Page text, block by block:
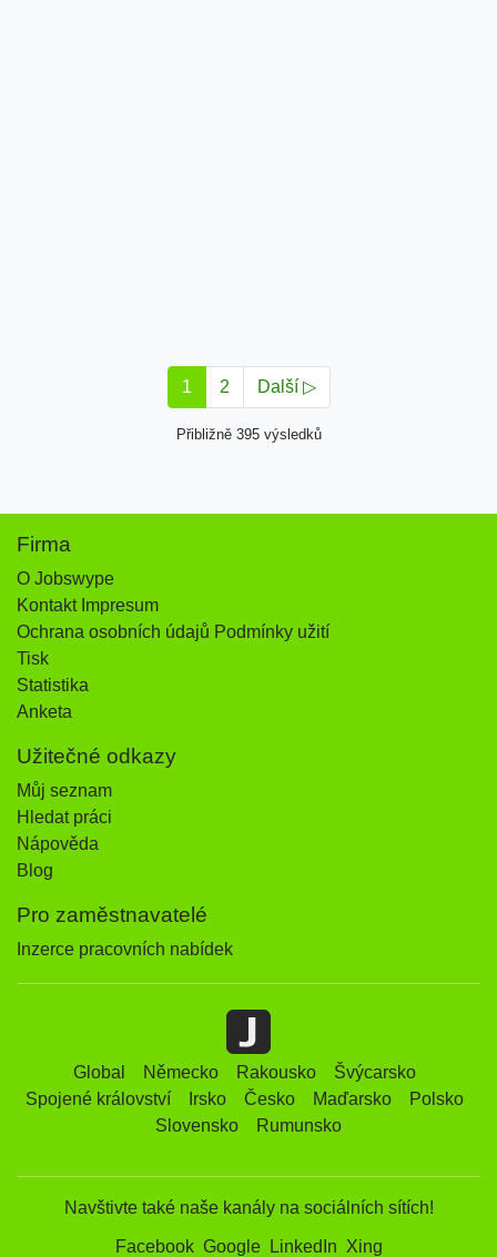
1 2 Další ▷
Přibližně 395 výsledků
Firma
O Jobswype
Kontakt Impresum
Ochrana osobních údajů Podmínky užití
Tisk
Statistika
Anketa
Užitečné odkazy
Můj seznam
Hledat práci
Nápověda
Blog
Pro zaměstnavatelé
Inzerce pracovních nabídek
Global Německo Rakousko
Švýcarsko
Spojené království
Irsko Česko Maďarsko
Polsko
Slovensko
Rumunsko
Navštivte také naše kanály na sociálních sítích!
Facebook Google LinkedIn Xing